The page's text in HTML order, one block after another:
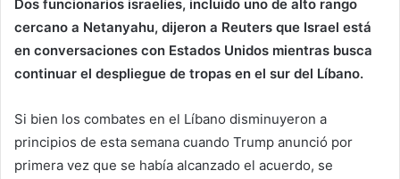
Dos funcionarios israelíes, incluido uno de alto rango
cercano a Netanyahu, dijeron a Reuters que Israel está
en conversaciones con Estados Unidos mientras busca
continuar el despliegue de tropas en el sur del Líbano.
Si bien los combates en el Líbano disminuyeron a
principios de esta semana cuando Trump anunció por
primera vez que se había alcanzado el acuerdo, se